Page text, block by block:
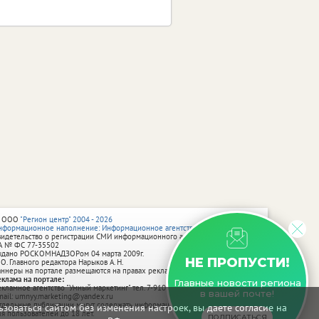
сайтом без изменения настроек, вы даете согласие на
НЕ ПРОПУСТИ!
Главные новости региона
в вашей почте!
"Регион центр" 2004 - 2026
наполнение: Информационное агентство vRossii.ru
о регистрации СМИ информационного агентства vRossii.ru
№ ФС 77‑35502
РОСКОМНАДЗОРом 04 марта 2009г.
Главного редактора Нарыков А. Н.
на портале размещаются на правах рекламы.
на портале:
агентство "Умный маркетинг" тел. 7-910-267-70-40,
umnyy.marketing@yandex.ru
публикации могут содержать информацию, не предназначенную
пользователей до 18 лет.